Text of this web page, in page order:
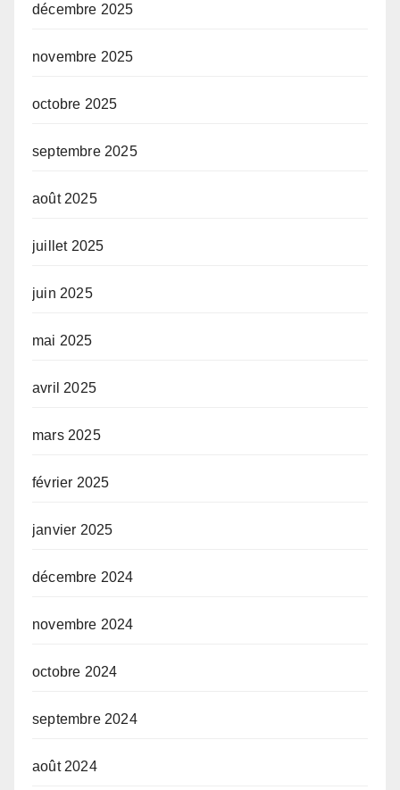
décembre 2025
novembre 2025
octobre 2025
septembre 2025
août 2025
juillet 2025
juin 2025
mai 2025
avril 2025
mars 2025
février 2025
janvier 2025
décembre 2024
novembre 2024
octobre 2024
septembre 2024
août 2024